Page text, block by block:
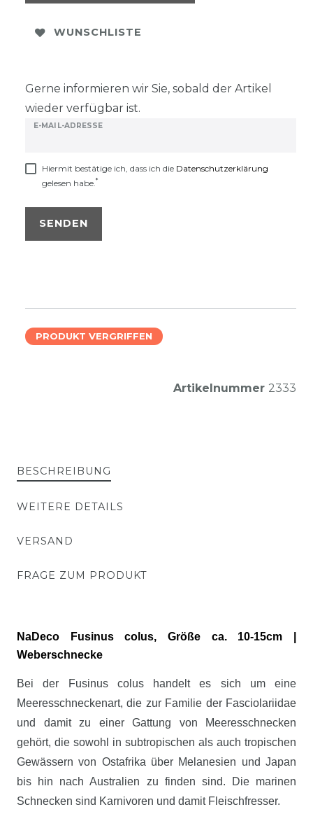
WUNSCHLISTE
Gerne informieren wir Sie, sobald der Artikel
wieder verfügbar ist.
E-MAIL-ADRESSE
Hiermit bestätige ich, dass ich die Daten­schutz­erklärung
gelesen habe. *
SENDEN
PRODUKT VERGRIFFEN
Artikelnummer 2333
BESCHREIBUNG
WEITERE DETAILS
VERSAND
FRAGE ZUM PRODUKT
NaDeco Fusinus colus, Größe ca. 10-15cm |
Weberschnecke
Bei der Fusinus colus handelt es sich um eine
Meeresschneckenart, die zur Familie der Fasciolariidae
und damit zu einer Gattung von Meeresschnecken
gehört, die sowohl in subtropischen als auch tropischen
Gewässern von Ostafrika über Melanesien und Japan
bis hin nach Australien zu finden sind. Die marinen
Schnecken sind Karnivoren und damit Fleischfresser.